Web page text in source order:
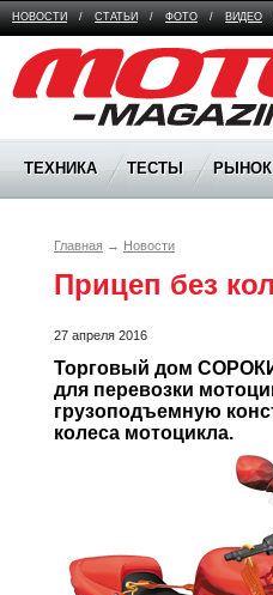
НОВОСТИ / СТАТЬИ / ФОТО / ВИДЕО
Moto Magazine
ТЕХНИКА ТЕСТЫ РЫНОК
Главная → Новости
Прицеп без
27 апреля 2016
Торговый дом
для перевозки
грузоподъемную
колеса мотоцикла.